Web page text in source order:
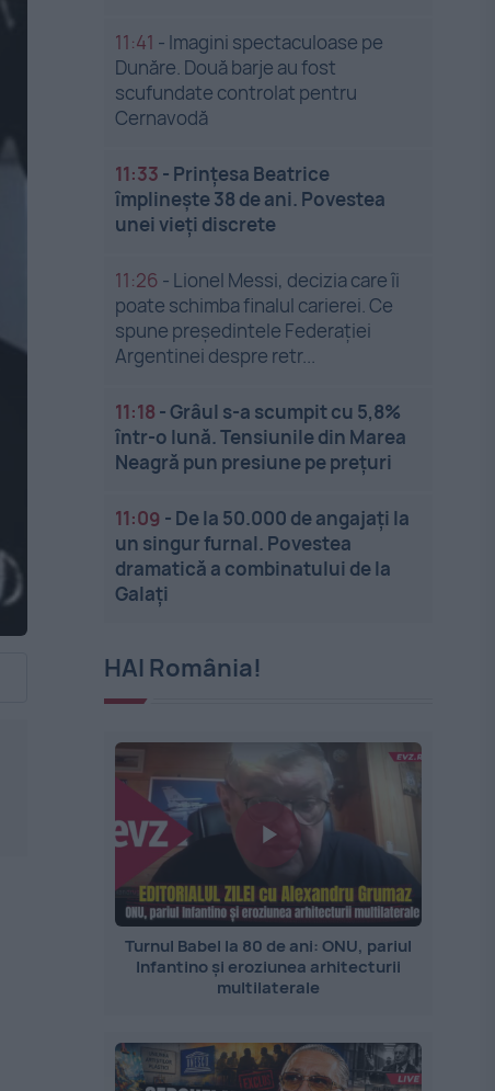
11:41 - Imagini spectaculoase pe
Dunăre. Două barje au fost
scufundate controlat pentru
Cernavodă
11:33 - Prințesa Beatrice
împlinește 38 de ani. Povestea
unei vieți discrete
11:26 - Lionel Messi, decizia care îi
poate schimba finalul carierei. Ce
spune președintele Federației
Argentinei despre retr...
11:18 -Grâul s-a scumpit cu 5,8%
într-o lună. Tensiunile din Marea
Neagră pun presiune pe prețuri
11:09 - De la 50.000 de angajați la
un singur furnal. Povestea
dramatică a combinatului de la
Galați
HAI România!
Turnul Babel la 80 de ani: ONU, pariul
Infantino și eroziunea arhitecturii
multilaterale